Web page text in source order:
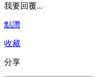
我要回覆...
點讚
收藏
分享